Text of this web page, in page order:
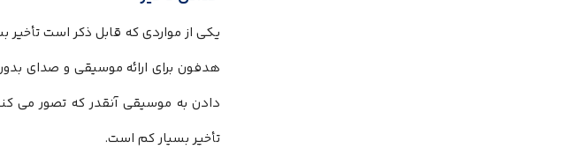
هدفون برای ارائه موسیقی و صدای
دادن به موسیقی آنقدر که تصور می
تأخیر بسیار کم است.